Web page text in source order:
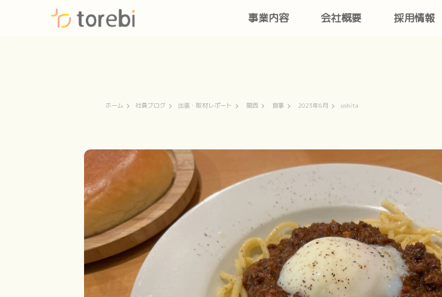
事業内容 会社概要 採用情報
ホーム 社員ブログ 出張・取材レポート 関西 食事 2023年6月 ushita